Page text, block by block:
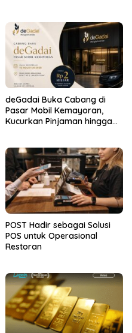
deGadai Buka Cabang di
Pasar Mobil Kemayoran,
Kucurkan Pinjaman hingga
POST Hadir sebagai Solusi
POS untuk Operasional
Restoran